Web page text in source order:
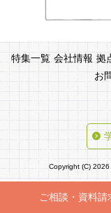
特集一覧 会社情報 拠
お
Copyright (C) 2026